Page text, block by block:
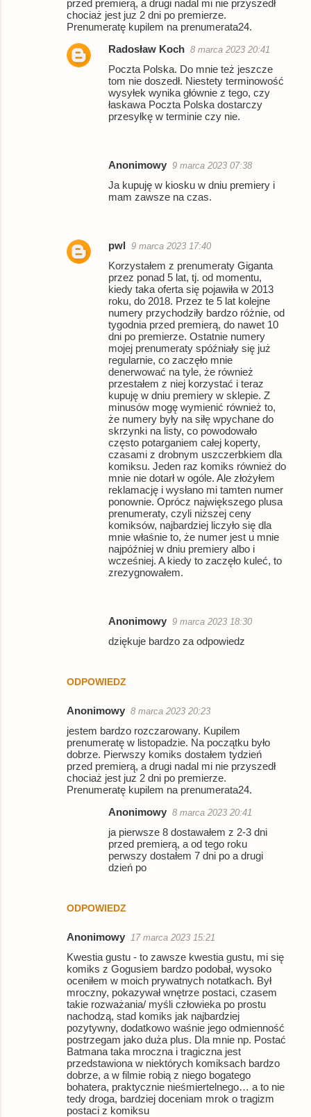
przed premierą, a drugi nadal mi nie przyszedł
chociaż jest juz 2 dni po premierze.
Prenumeratę kupilem na prenumerata24.
ODPOWIEDZ
Radosław Koch 8 marca 2023 20:41
Poczta Polska. Do mnie też jeszcze
tom nie doszedł. Niestety terminowość
wysyłek wynika głównie z tego, czy
łaskawa Poczta Polska dostarczy
przesyłkę w terminie czy nie.
Anonimowy 9 marca 2023 07:38
Ja kupuję w kiosku w dniu premiery i
mam zawsze na czas.
pwl 9 marca 2023 17:40
Korzystałem z prenumeraty Giganta
przez ponad 5 lat, tj. od momentu,
kiedy taka oferta się pojawiła w 2013
roku, do 2018. Przez te 5 lat kolejne
numery przychodziły bardzo różnie, od
tygodnia przed premierą, do nawet 10
dni po premierze. Ostatnie numery
mojej prenumeraty spóźniały się już
regularnie, co zaczęło mnie
denerwować na tyle, że również
przestałem z niej korzystać i teraz
kupuję w dniu premiery w sklepie. Z
minusów mogę wymienić również to,
że numery były na siłę wpychane do
skrzynki na listy, co powodowało
często potarganiem całej koperty,
czasami z drobnym uszczerbkiem dla
komiksu. Jeden raz komiks również do
mnie nie dotarł w ogóle. Ale złożyłem
reklamację i wysłano mi tamten numer
ponownie. Oprócz największego plusa
prenumeraty, czyli niższej ceny
komiksów, najbardziej liczyło się dla
mnie właśnie to, że numer jest u mnie
najpóźniej w dniu premiery albo i
wcześniej. A kiedy to zaczęło kuleć, to
zrezygnowałem.
Anonimowy 9 marca 2023 18:30
dziękuje bardzo za odpowiedz
Anonimowy 8 marca 2023 20:23
jestem bardzo rozczarowany. Kupilem
prenumeratę w listopadzie. Na początku było
dobrze. Pierwszy komiks dostałem tydzień
przed premierą, a drugi nadal mi nie przyszedł
chociaż jest juz 2 dni po premierze.
Prenumeratę kupilem na prenumerata24.
ODPOWIEDZ
Anonimowy 8 marca 2023 20:41
ja pierwsze 8 dostawałem z 2-3 dni
przed premierą, a od tego roku
perwszy dostałem 7 dni po a drugi
dzień po
Anonimowy 17 marca 2023 15:21
Kwestia gustu - to zawsze kwestia gustu, mi się
komiks z Gogusiem bardzo podobał, wysoko
oceniłem w moich prywatnych notatkach. Był
mroczny, pokazywał wnętrze postaci, czasem
takie rozważania/ myśli człowieka po prostu
nachodzą, stad komiks jak najbardziej
pozytywny, dodatkowo waśnie jego odmienność
postrzegam jako duża plus. Dla mnie np. Postać
Batmana taka mroczna i tragiczna jest
przedstawiona w niektórych komiksach bardzo
dobrze, a w filmie robią z niego bogatego
bohatera, praktycznie nieśmiertelnego… a to nie
tedy droga, bardziej doceniam mrok o tragizm
postaci z komiksu